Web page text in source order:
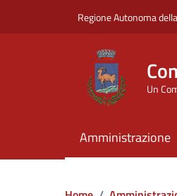
Regione Autonoma
Un
Amministrazione